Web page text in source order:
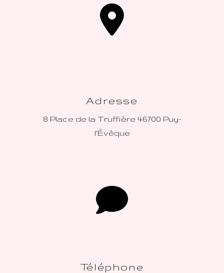
Adresse
8 Place de la Truffière 46700 Puy-
l'Évêque
Téléphone